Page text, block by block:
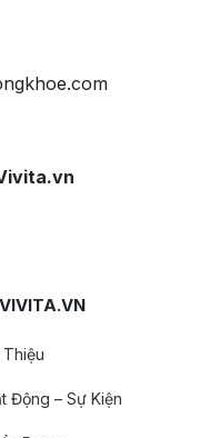
Thiệu
Động – Sự Kiện